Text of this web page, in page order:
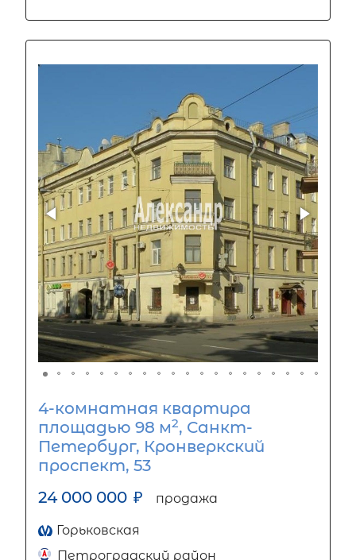
4-комнатная квартира
площадью 98 м2, Санкт-
Петербург, Кронверкский
проспект, 53
24 000 000 ₽ продажа
Горьковская
Петроградский район